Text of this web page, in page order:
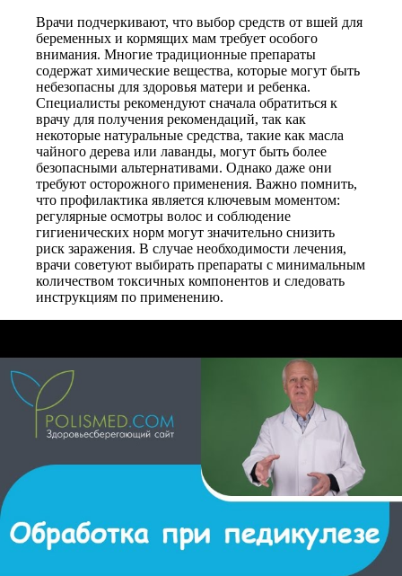
Врачи подчеркивают, что выбор средств от вшей для
беременных и кормящих мам требует особого
внимания. Многие традиционные препараты
содержат химические вещества, которые могут быть
небезопасны для здоровья матери и ребенка.
Специалисты рекомендуют сначала обратиться к
врачу для получения рекомендаций, так как
некоторые натуральные средства, такие как масла
чайного дерева или лаванды, могут быть более
безопасными альтернативами. Однако даже они
требуют осторожного применения. Важно помнить,
что профилактика является ключевым моментом:
регулярные осмотры волос и соблюдение
гигиенических норм могут значительно снизить
риск заражения. В случае необходимости лечения,
врачи советуют выбирать препараты с минимальным
количеством токсичных компонентов и следовать
инструкциям по применению.